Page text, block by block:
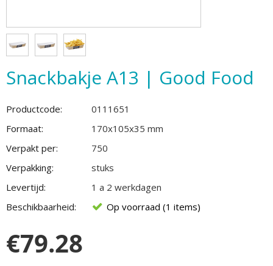
Snackbakje A13 | Good Food
Productcode:
0111651
Formaat:
170x105x35 mm
Verpakt per:
750
Verpakking:
stuks
Levertijd:
1 a 2 werkdagen
Beschikbaarheid:
Op voorraad (1 items)
€79.28